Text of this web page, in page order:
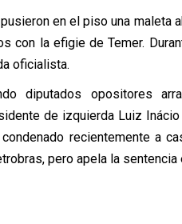
en el piso una maleta
con la efigie de Temer.
oficialista.
diputados opositores
de izquierda Luiz
recientemente a
pero apela la sentencia